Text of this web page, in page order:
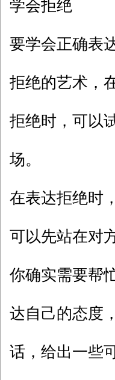
学会拒绝
要学会正确表
拒绝的艺术，
拒绝时，可以
场。
在表达拒绝时
可以先站在对
你确实需要帮
达自己的态度
话，给出一些